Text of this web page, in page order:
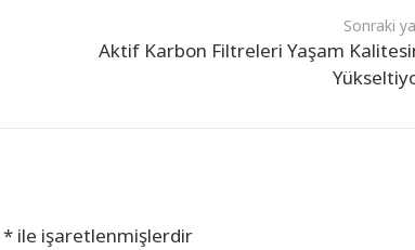
Sonraki
Aktif Karbon Filtreleri Yaşam
* ile işaretlenmişlerdir